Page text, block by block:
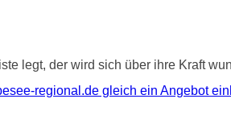
legt, der wird sich über ihre Kraft
regional.de gleich ein Angebot